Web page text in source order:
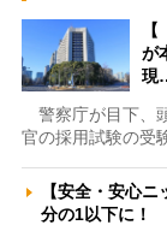
が
現
警察庁が目下、
官の採用試験の受
【安全・安心
分の1以下に！